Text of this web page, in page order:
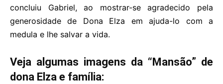
concluiu Gabriel, ao mostrar-se agradecido pela
generosidade de Dona Elza em ajuda-lo com a
medula e lhe salvar a vida.
Veja algumas imagens da “Mansão” de
dona Elza e família: